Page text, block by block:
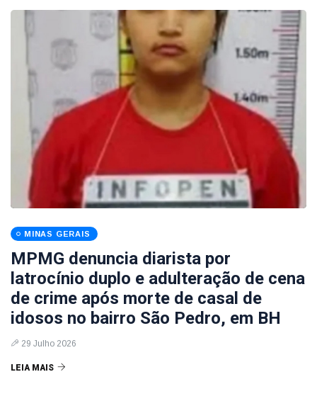
MINAS GERAIS
MPMG denuncia diarista por
latrocínio duplo e adulteração de cena
de crime após morte de casal de
idosos no bairro São Pedro, em BH
29 Julho 2026
LEIA MAIS